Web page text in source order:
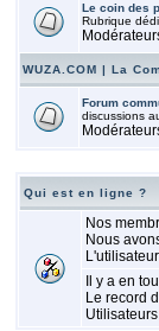
Le coin des
Rubrique
WUZA.COM | La
Forum
discussions
Qui est en ligne ?
Nos
Nous
Il y a en
Le record